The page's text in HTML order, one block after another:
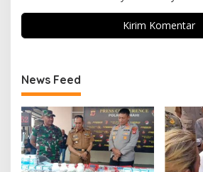
News Feed